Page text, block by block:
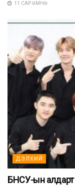
11 САР ӨМНӨ
ДЭЛХИЙ
БНСУ-ын алдарт